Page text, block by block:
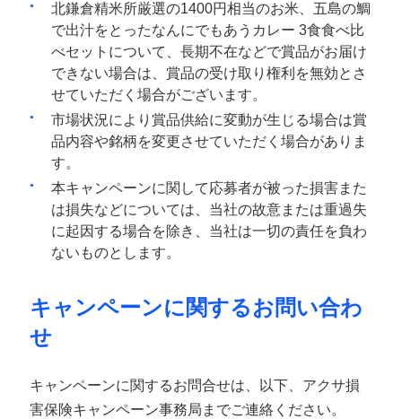
北鎌倉精米所厳選の1400円相当のお米、五島の鯛
で出汁をとったなんにでもあうカレー 3食食べ比
べセットについて、長期不在などで賞品がお届け
できない場合は、賞品の受け取り権利を無効とさ
せていただく場合がございます。
市場状況により賞品供給に変動が生じる場合は賞
品内容や銘柄を変更させていただく場合がありま
す。
本キャンペーンに関して応募者が被った損害また
は損失などについては、当社の故意または重過失
に起因する場合を除き、当社は一切の責任を負わ
ないものとします。
キャンペーンに関するお問い合わ
せ
キャンペーンに関するお問合せは、以下、アクサ損
害保険キャンペーン事務局までご連絡ください。